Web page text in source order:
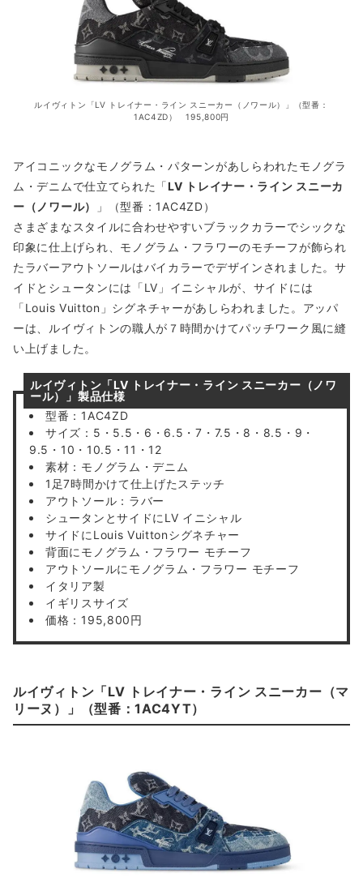
ルイヴィトン「LV トレイナー・ライン スニーカー（ノワール）」（型番：
1AC4ZD） 195,800円
アイコニックなモノグラム・パターンがあしらわれたモノグラ
ム・デニムで仕立てられた「LV トレイナー・ライン スニーカ
ー（ノワール）
」（型番：1AC4ZD）
さまざまなスタイルに合わせやすいブラックカラーでシックな
印象に仕上げられ、モノグラム・フラワーのモチーフが飾られ
たラバーアウトソールはバイカラーでデザインされました。サ
イドとシュータンには「LV」イニシャルが、サイドには
「Louis Vuitton」シグネチャーがあしらわれました。アッパ
ーは、ルイヴィトンの職人が７時間かけてパッチワーク風に縫
い上げました。
ルイヴィトン「LV トレイナー・ライン スニーカー（ノワ
ール）」製品仕様
型番：1AC4ZD
サイズ：5・5.5・6・6.5・7・7.5・8・8.5・9・
9.5・10・10.5・11・12
素材：モノグラム・デニム
1足7時間かけて仕上げたステッチ
アウトソール：ラバー
シュータンとサイドにLV イニシャル
サイドにLouis Vuittonシグネチャー
背面にモノグラム・フラワー モチーフ
アウトソールにモノグラム・フラワー モチーフ
イタリア製
イギリスサイズ
価格：195,800円
ルイヴィトン「LV トレイナー・ライン スニーカー（マ
リーヌ）」（型番：1AC4YT）